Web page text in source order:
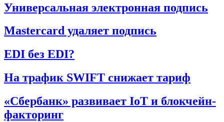
Универсальная электронная подпись
Mastercard удаляет подпись
EDI без EDI?
На трафик SWIFT снижает тариф
«Сбербанк» развивает IoT и блокчейн-
факторинг